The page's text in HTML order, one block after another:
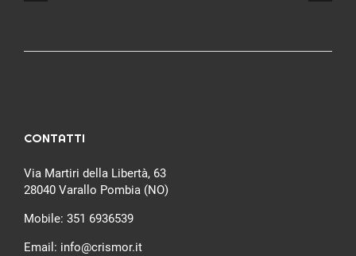
CONTATTI
Via Martiri della Libertà, 63
28040 Varallo Pombia (NO)
Mobile: 351 6936539
Email: info@crismor.it